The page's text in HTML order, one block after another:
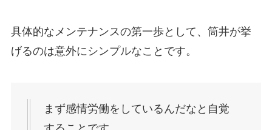
具体的なメンテナンスの第一歩として、筒井が挙
げるのは意外にシンプルなことです。
まず感情労働をしているんだなと自覚